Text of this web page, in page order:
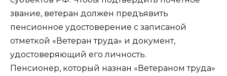
звание, ветеран должен предъявить
пенсионное удостоверение с записаной
отметкой «Ветеран труда» и документ,
удостоверяющий его личность.
Пенсионер, который назнан «Ветераном труда»